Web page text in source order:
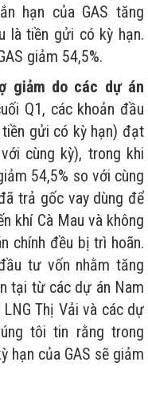
hạn của GAS tăng
là tiền gửi có kỳ hạn.
giảm 54,5%.
giảm do các dự án
Q1, các khoản đầu
gửi có kỳ hạn) đạt
cùng kỳ), trong khi
54,5% so với cùng
trả gốc vay dùng để
khí Cà Mau và không
chính đều bị trì hoãn.
tư vốn nhằm tăng
tại từ các dự án Nam
Thị Vải và các dự
tôi tin rằng trong
hạn của GAS sẽ giảm